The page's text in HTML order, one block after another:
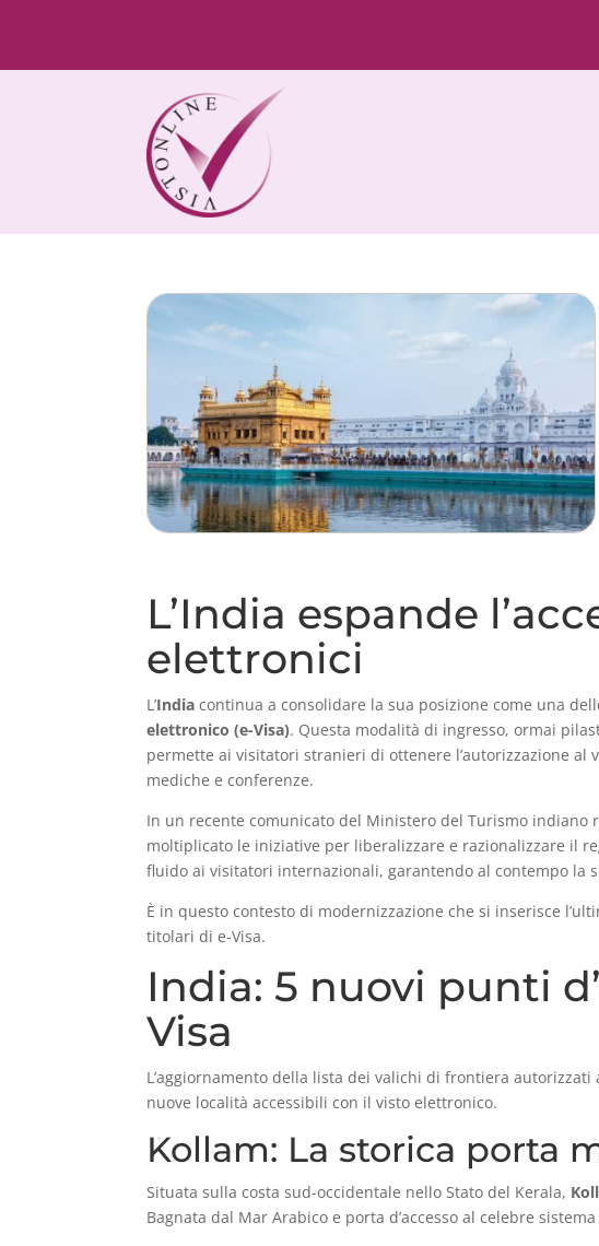
L’India espande
elettronici
L’India continua a consolidare la sua posizione come una
elettronico (e-Visa). Questa modalità di ingresso, ormai
permette ai visitatori stranieri di ottenere l’autorizzazione
mediche e conferenze.
In un recente comunicato del Ministero del Turismo indiano
moltiplicato le iniziative per liberalizzare e razionalizzare il
fluido ai visitatori internazionali, garantendo al contempo la
È in questo contesto di modernizzazione che si inserisce
titolari di e-Visa.
India: 5 nuovi punti
Visa
L’aggiornamento della lista dei valichi di frontiera
nuove località accessibili con il visto elettronico.
Kollam: La storica porta
Situata sulla costa sud-occidentale nello Stato del Kerala,
Bagnata dal Mar Arabico e porta d’accesso al celebre